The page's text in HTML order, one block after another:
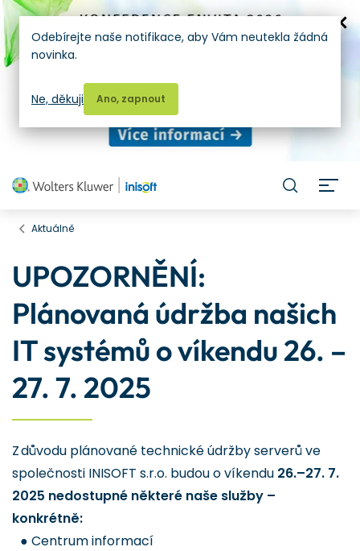
Aktuálně
UPOZORNĚNÍ:
Plánovaná údržba našich
IT systémů o víkendu 26. –
27. 7. 2025
Z důvodu plánované technické údržby serverů ve
společnosti INISOFT s.r.o. budou o víkendu 26.–27. 7.
2025 nedostupné některé naše služby –
konkrétně:
● Centrum informací
Odebírejte naše notifikace, aby Vám neutekla žádná
novinka.
Ano, zapnout
Ne, děkuji